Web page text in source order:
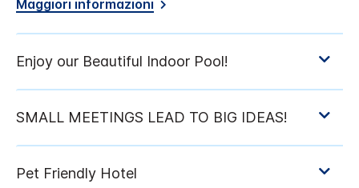
Maggiori informazioni